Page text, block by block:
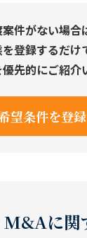
件がない場
登録するだけ
先的にご紹介
望条件を登
M&Aに関